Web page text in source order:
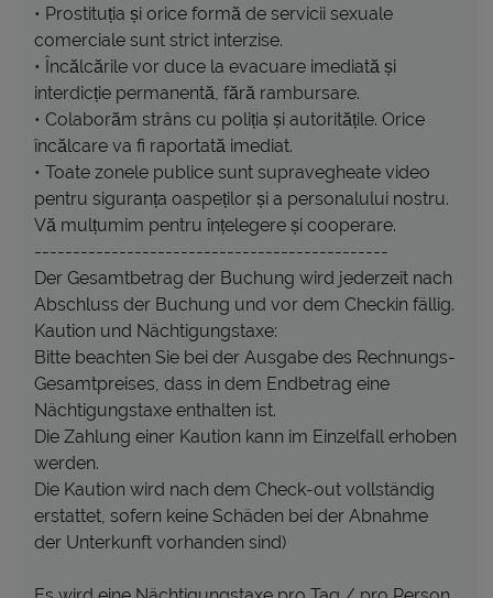
• Prostituția și orice formă de servicii sexuale
comerciale sunt strict interzise.
• Încălcările vor duce la evacuare imediată și
interdicție permanentă, fără rambursare.
• Colaborăm strâns cu poliția și autoritățile. Orice
încălcare va fi raportată imediat.
• Toate zonele publice sunt supravegheate video
pentru siguranța oaspeților și a personalului nostru.
Vă mulțumim pentru înțelegere și cooperare.
----------------------------------------------
Der Gesamtbetrag der Buchung wird jederzeit nach
Abschluss der Buchung und vor dem Checkin fällig.
Kaution und Nächtigungstaxe:
Bitte beachten Sie bei der Ausgabe des Rechnungs-
Gesamtpreises, dass in dem Endbetrag eine
Nächtigungstaxe enthalten ist.
Die Zahlung einer Kaution kann im Einzelfall erhoben
werden.
Die Kaution wird nach dem Check-out vollständig
erstattet, sofern keine Schäden bei der Abnahme
der Unterkunft vorhanden sind)